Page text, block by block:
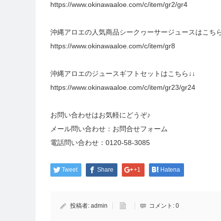
https://www.okinawaaloe.com/c/item/gr2/gr4
沖縄アロエの人気商品シークヮーサージュースはこち
https://www.okinawaaloe.com/c/item/gr8
沖縄アロエのジュースギフトセットはこちら↓↓
https://www.okinawaaloe.com/c/item/gr23/gr24
お問い合わせはお気軽にどうぞ♪
メール問い合わせ： お問合せフォーム
電話問い合わせ： 0120-58-3085
Tweet Share +1 Hatena
投稿者: admin コメント: 0